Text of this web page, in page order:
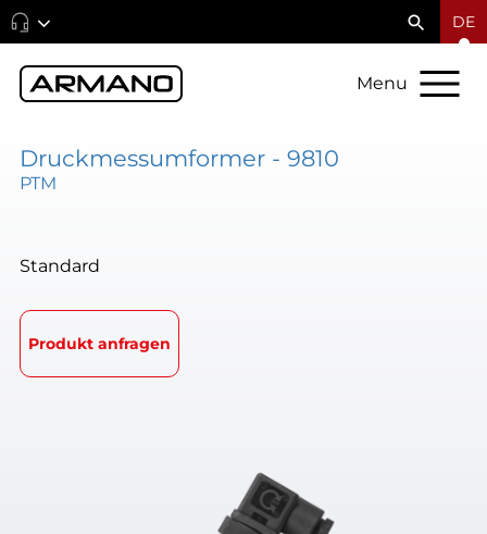
DE
Menu
Druckmessumformer - 9810
PTM
Standard
Produkt anfragen